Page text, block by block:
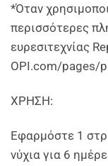
*Όταν
περισσότερες
ευρεσιτεχνίας
OPI.com/pages/
ΧΡΗΣΗ:
Εφαρμόστε 1
νύχια για 6